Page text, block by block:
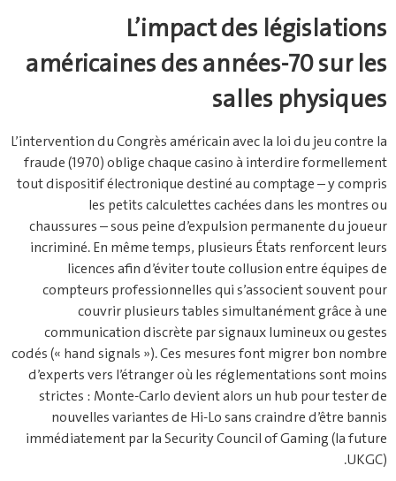
L’impact des législations
américaines des années‑70 sur les
salles physiques
L’intervention du Congrès américain avec la loi du jeu contre la
fraude (1970) oblige chaque casino à interdire formellement
tout dispositif électronique destiné au comptage – y compris
les petits calculettes cachées dans les montres ou
chaussures – sous peine d’expulsion permanente du joueur
incriminé. En même temps, plusieurs États renforcent leurs
licences afin d’éviter toute collusion entre équipes de
compteurs professionnelles qui s’associent souvent pour
couvrir plusieurs tables simultanément grâce à une
communication discrète par signaux lumineux ou gestes
codés (« hand signals »). Ces mesures font migrer bon nombre
d’experts vers l’étranger où les réglementations sont moins
strictes : Monte‑Carlo devient alors un hub pour tester de
nouvelles variantes de Hi‑Lo sans craindre d’être bannis
immédiatement par la Security Council of Gaming (la future
UKGC).